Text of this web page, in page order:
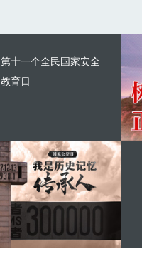
第十一个全民国家安全
教育日